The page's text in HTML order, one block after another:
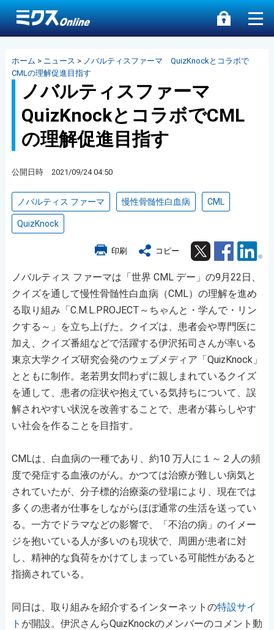
ホーム > ニュース > ノバルティスファーマ QuizKnockとコラボで
CMLの理解促進目指す
ノバルティスファーマ
QuizKnockとコラボでCML
の理解促進目指す
公開日時 2021/09/24 04:50
ノバルティス ファーマ 慢性骨髄性白血病 CML
QuizKnock
印刷 コピー Twitter Facebook
ノバルティス ファーマは「世界 CML デー」の9月22日、
クイズを通して慢性骨髄性白血病（CML）の理解を進め
る取り組み「C.M.L.PROJECT～ちゃんと・学んで・リン
クする～」を立ち上げた。クイズは、患者会や専門医に
加え、クイズ番組などで活躍する伊沢拓司さんが率いる
東京大学クイズ研究会発のウェブメディア「QuizKnock」
とともに制作。老若男女問わずに親しまれているクイズ
を通して、患者の症状や抱えている気持ちについて、誤
解されやすい状況を改善することで、患者が暮らしやす
い社会を作ることを目指す。
CMLは、白血病の一種であり、約10 万人に１～２人の頻
度で発症する血液のがん。かつては治療が難しい病気と
されていたが、分子標的治療薬の登場により、現在では
多くの患者が仕事をしながらほぼ通常の生活を送ってい
る。一方でドラマなどの影響で、「不治の病」のイメー
ジを抱いている人が多いのも現状で、周囲が患者に対
し、精神的な負荷をかけてしまっている可能性があると
指摘されている。
同日は、取り組みを紹介するインターネットの特設サイ
ト が開設。伊沢さんらQuizKnockのメンバーのコメント動